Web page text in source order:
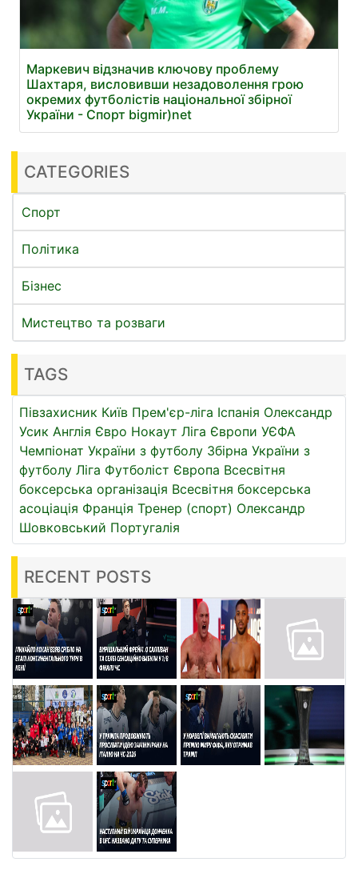
Маркевич відзначив ключову проблему
Шахтаря, висловивши незадоволення грою
окремих футболістів національної збірної
України - Спорт bigmir)net
CATEGORIES
Спорт
Політика
Бізнес
Мистецтво та розваги
TAGS
Півзахисник Київ Прем'єр-ліга Іспанія Олександр
Усик Англія Євро Нокаут Ліга Європи УЄФА
Чемпіонат України з футболу Збірна України з
футболу Ліга Футболіст Європа Всесвітня
боксерська організація Всесвітня боксерська
асоціація Франція Тренер (спорт) Олександр
Шовковський Португалія
RECENT POSTS